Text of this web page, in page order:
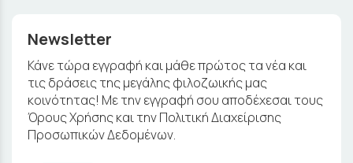
Newsletter
Κάνε τώρα εγγραφή και μάθε πρώτος τα νέα και
τις δράσεις της μεγάλης φιλοζωικής μας
κοινότητας! Με την εγγραφή σου αποδέχεσαι τους
Όρους Χρήσης και την Πολιτική Διαχείρισης
Προσωπικών Δεδομένων.